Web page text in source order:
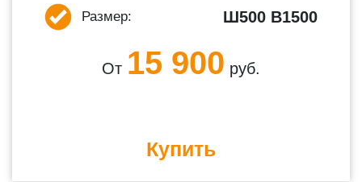
Размер: Ш500 В1500
От 15 900 руб.
Купить